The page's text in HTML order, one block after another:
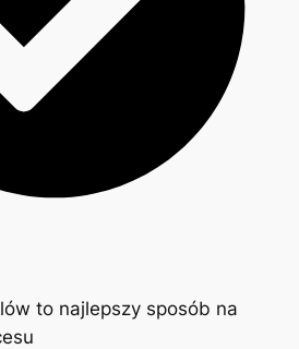
to najlepszy sposób na